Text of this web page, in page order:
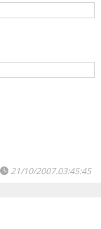
21/10/2007.03:45:45